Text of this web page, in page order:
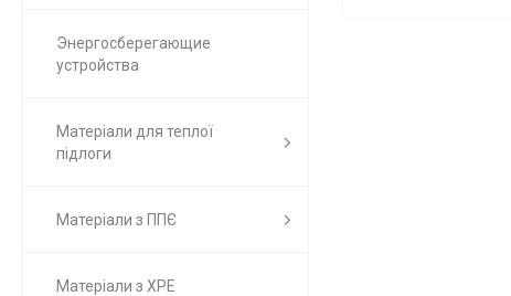
Энергосберегающие
устройства
Матеріали для теплої
підлоги
Матеріали з ППЄ
Матеріали з ХРЕ